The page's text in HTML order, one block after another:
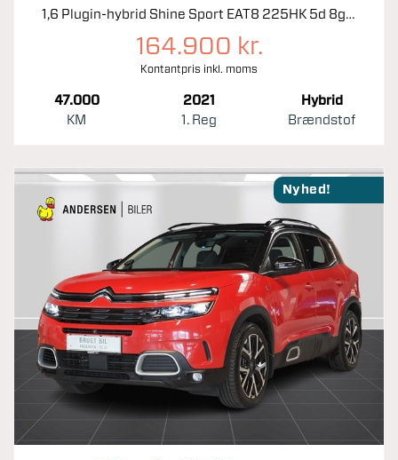
1,6 Plugin-hybrid Shine Sport EAT8 225HK 5d 8g Aut.
164.900 kr.
Kontantpris inkl. moms
47.000
KM
2021
1. Reg
Hybrid
Brændstof
Nyhed!